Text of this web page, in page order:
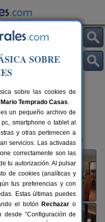
110 km de Salamanca
SOBRE
sobre las cookies de
Mario Temprado Casas.
un pequeño archivo de
smartphone o tablet al
y otras pertenecen a
servicios. Las activadas
correctamente son las
tu autorización. Al pulsar
de cookies (analíticas y
tus preferencias y con
Estas últimas puedes
el botón Rechazar o
desde “Configuración de